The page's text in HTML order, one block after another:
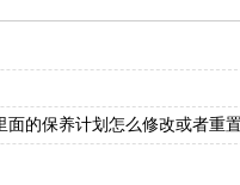
面的保养计划怎么修改或者重置